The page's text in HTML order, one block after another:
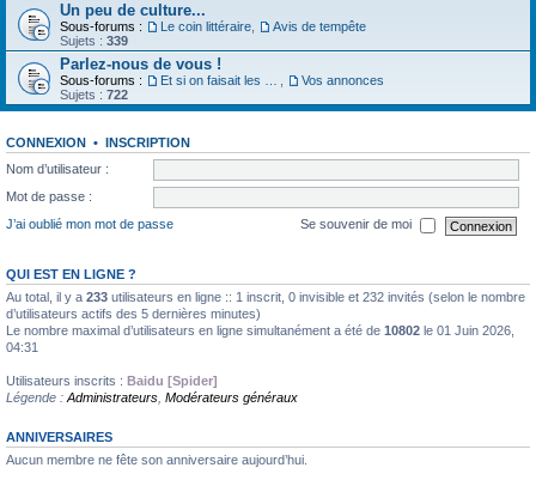
Un peu de culture...
Sous-forums : Le coin littéraire
Avis de tempête
Sujets : 339
Parlez-nous de vous !
Sous-forums :
Vos annonces
Sujets : 722
CONNEXION • INSCRIPTION
Nom d’utilisateur :
Mot de passe :
J’ai oublié mon mot de passe
Se souvenir de moi
QUI EST EN LIGNE ?
Au total, il y a 233 utilisateurs en ligne :: 1 inscrit, 0 invisible et 232 invités (selon le nombre
d’utilisateurs actifs des 5 dernières minutes)
Le nombre maximal d’utilisateurs en ligne simultanément a été de 10802 le 01 Juin 2026,
04:31
Utilisateurs inscrits : Baidu [Spider]
Légende : Administrateurs Modérateurs généraux
ANNIVERSAIRES
Aucun membre ne fête son anniversaire aujourd’hui.